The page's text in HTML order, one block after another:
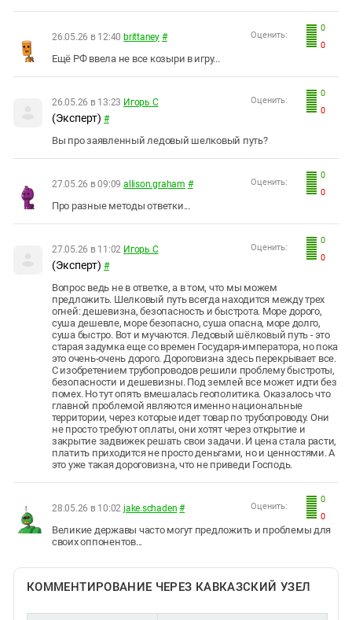
0
0
Оценить:
26.05.26 в 12:40 brittaney #
Ещё РФ ввела не все козыри в игру...
0
0
Оценить:
26.05.26 в 13:23 Игорь С
(Эксперт) #
Вы про заявленный ледовый шелковый путь?
0
0
Оценить:
27.05.26 в 09:09 allison.graham #
Про разные методы ответки...
0
0
Оценить:
27.05.26 в 11:02 Игорь С
(Эксперт) #
Вопрос ведь не в ответке, а в том, что мы можем
предложить. Шелковый путь всегда находится между трех
огней: дешевизна, безопасность и быстрота. Море дорого,
суша дешевле, море безопасно, суша опасна, море долго,
суша быстро. Вот и мучаются. Ледовый шёлковый путь - это
старая задумка еще со времен Государя-императора, но пока
это очень-очень дорого. Дороговизна здесь перекрывает все.
С изобретением трубопроводов решили проблему быстроты,
безопасности и дешевизны. Под землей все может идти без
помех. Но тут опять вмешалась геополитика. Оказалось что
главной проблемой являются именно национальные
территории, через которые идет товар по трубопроводу. Они
не просто требуют оплаты, они хотят через открытие и
закрытие задвижек решать свои задачи. И цена стала расти,
платить приходится не просто деньгами, но и ценностями. А
это уже такая дороговизна, что не приведи Господь.
0
0
Оценить:
28.05.26 в 10:02 jake.schaden #
Великие державы часто могут предложить и проблемы для
своих оппонентов...
КОММЕНТИРОВАНИЕ ЧЕРЕЗ КАВКАЗСКИЙ УЗЕЛ